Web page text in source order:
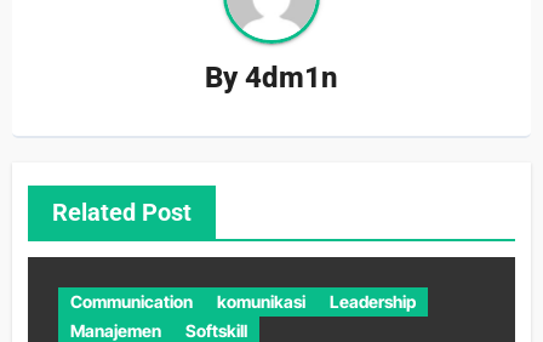
By4dm1n
Related Post
Communication komunikasi
Leadership
Manajemen
Softskill